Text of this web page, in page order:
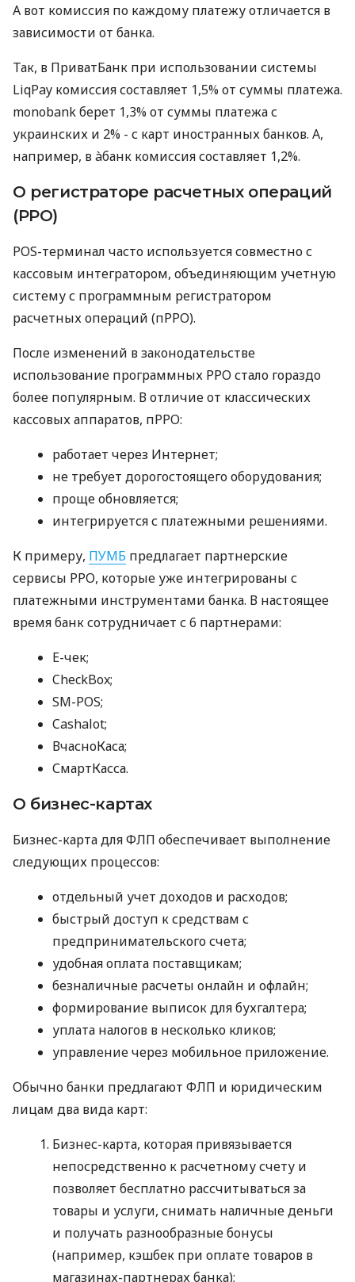
А вот комиссия по каждому платежу отличается в
зависимости от банка.
Так, в ПриватБанк при использовании системы
LiqPay комиссия составляет 1,5% от суммы платежа.
monobank берет 1,3% от суммы платежа с
украинских и 2% - с карт иностранных банков. А,
например, в àбанк комиссия составляет 1,2%.
О регистраторе расчетных операций
(РРО)
POS-терминал часто используется совместно с
кассовым интегратором, объединяющим учетную
систему с программным регистратором
расчетных операций (пРРО).
После изменений в законодательстве
использование программных РРО стало гораздо
более популярным. В отличие от классических
кассовых аппаратов, пРРО:
работает через Интернет;
не требует дорогостоящего оборудования;
проще обновляется;
интегрируется с платежными решениями.
К примеру, ПУМБ предлагает партнерские
сервисы РРО, которые уже интегрированы с
платежными инструментами банка. В настоящее
время банк сотрудничает с 6 партнерами:
E-чек;
CheckBox;
SM-POS;
Cashalot;
ВчасноКаса;
СмартКасса.
О бизнес-картах
Бизнес-карта для ФЛП обеспечивает выполнение
следующих процессов:
отдельный учет доходов и расходов;
быстрый доступ к средствам с
предпринимательского счета;
удобная оплата поставщикам;
безналичные расчеты онлайн и офлайн;
формирование выписок для бухгалтера;
уплата налогов в несколько кликов;
управление через мобильное приложение.
Обычно банки предлагают ФЛП и юридическим
лицам два вида карт:
Бизнес-карта, которая привязывается
непосредственно к расчетному счету и
позволяет бесплатно рассчитываться за
товары и услуги, снимать наличные деньги
и получать разнообразные бонусы
(например, кэшбек при оплате товаров в
магазинах-партнерах банка);